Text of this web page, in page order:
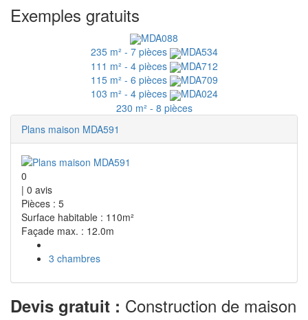
Exemples gratuits
MDA088
235 m² - 7 pièces
MDA534
111 m² - 4 pièces
MDA712
115 m² - 6 pièces
MDA709
103 m² - 4 pièces
MDA024
230 m² - 8 pièces
Plans maison MDA591
0
| 0 avis
Pièces : 5
Surface habitable : 110m²
Façade max. : 12.0m
3 chambres
Devis gratuit : Construction de maison